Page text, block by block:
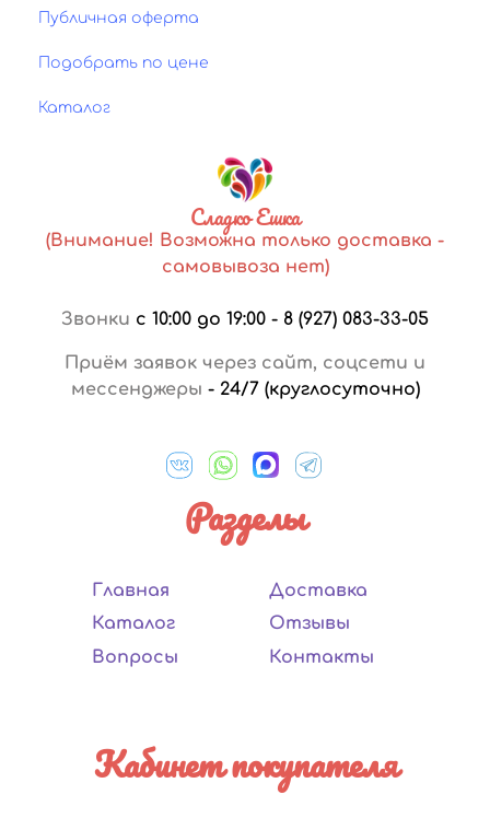
Публичная оферта
Подобрать по цене
Каталог
Сладко Ешка
(Внимание! Возможна только доставка -
самовывоза нет)
Звонки с 10:00 до 19:00 - 8 (927) 083-33-05
Приём заявок через сайт, соцсети и
мессенджеры - 24/7 (круглосуточно)
Разделы
Главная
Каталог
Вопросы
Доставка
Отзывы
Контакты
Кабинет покупателя